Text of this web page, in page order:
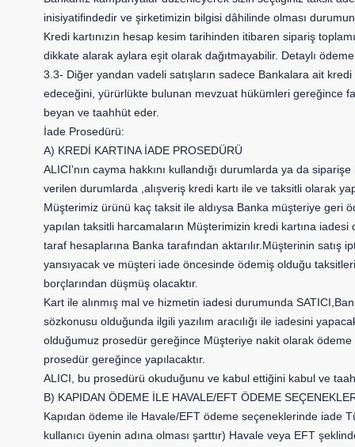
inisiyatifindedir ve şirketimizin bilgisi dâhilinde olması
Kredi kartınızın hesap kesim tarihinden itibaren sipariş
dikkate alarak aylara eşit olarak dağıtmayabilir. Detaylı
3.3- Diğer yandan vadeli satışların sadece Bankalara ait
edeceğini, yürürlükte bulunan mevzuat hükümleri gereğince
beyan ve taahhüt eder.
İade Prosedürü:
A) KREDİ KARTINA İADE PROSEDÜRÜ
ALICI'nın cayma hakkını kullandığı durumlarda ya da
verilen durumlarda ,alışveriş kredi kartı ile ve taksitli olarak
Müşterimiz ürünü kaç taksit ile aldıysa Banka müşteriye geri
yapılan taksitli harcamaların Müşterimizin kredi kartına
taraf hesaplarına Banka tarafından aktarılır.Müşterinin
yansıyacak ve müşteri iade öncesinde ödemiş olduğu
borçlarından düşmüş olacaktır.
Kart ile alınmış mal ve hizmetin iadesi durumunda
sözkonusu olduğunda ilgili yazılım aracılığı ile iadesini
olduğumuz prosedür gereğince Müşteriye nakit olarak ödeme
prosedür gereğince yapılacaktır.
ALICI, bu prosedürü okuduğunu ve kabul ettiğini kabul ve
B) KAPIDAN ÖDEME İLE HAVALE/EFT ÖDEME
Kapıdan ödeme ile Havale/EFT ödeme seçeneklerinde iade
kullanıcı üyenin adına olması şarttır) Havale veya EFT